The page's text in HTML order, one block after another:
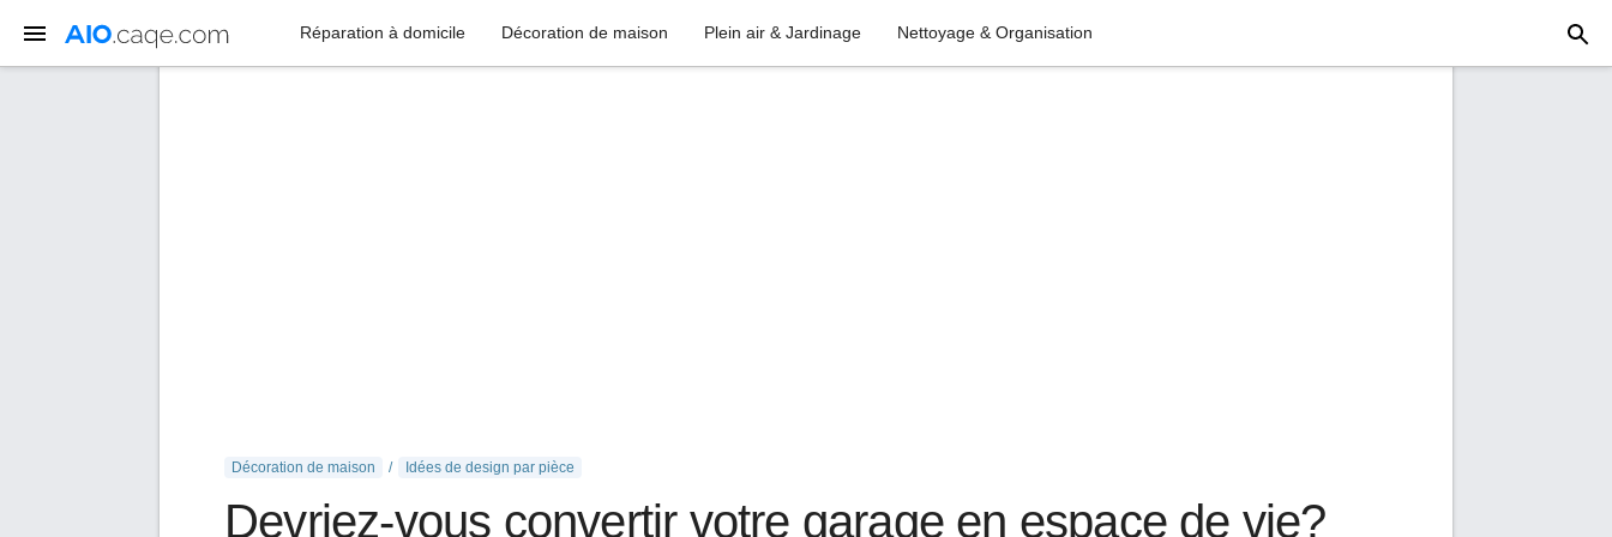
Réparation à domicile Décoration de maison Plein air & Jardinage Nettoyage & Organisation
Décoration de maison Idées de design par pièce
Devriez-vous convertir votre garage en espace de vie?